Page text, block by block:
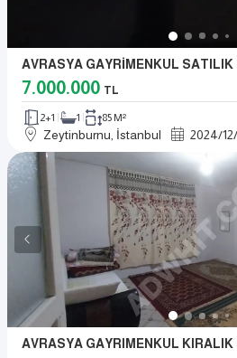
AVRASYA GAYRİMENKUL SATILIK
7.000.000 TL
2+1 1 85 M²
Zeytinburnu, İstanbul 2024/12/
AVRASYA GAYRIMENKUL KIRALIK